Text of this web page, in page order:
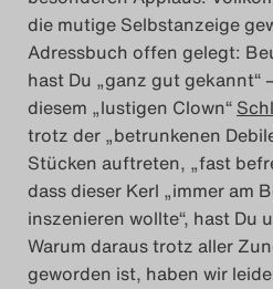
Das
Das
Das
die mutige Selbstanzeige
Adressbuch offen gelegt:
hast Du „ganz gut gekannt“
diesem „lustigen Clown“
trotz der „betrunkenen
Stücken auftreten, „fast
dass dieser Kerl „immer am
inszenieren wollte“, hast Du
Warum daraus trotz aller
geworden ist, haben wir